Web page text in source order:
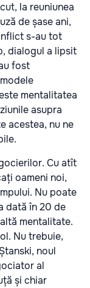
la reuniunea
de șase ani,
s-au tot
dialogul a lipsit
fost
mentalitatea
asupra
acestea, nu ne
Cu atît
oameni noi,
Nu poate
dată în 20 de
mentalitate.
Nu trebuie,
noul
al
și chiar